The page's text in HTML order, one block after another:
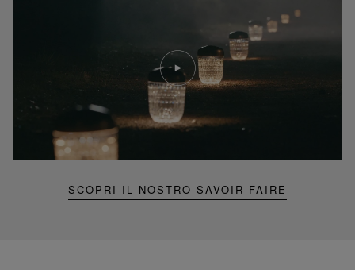
SCOPRI IL NOSTRO SAVOIR-FAIRE
Riproduci
video
Video
YouTube,
lampada
portatile
mini